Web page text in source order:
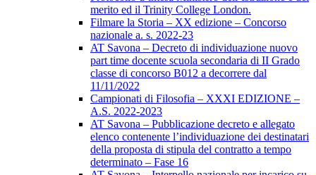
merito ed il Trinity College London.
Filmare la Storia – XX edizione – Concorso
nazionale a. s. 2022-23
AT Savona – Decreto di individuazione nuovo
part time docente scuola secondaria di II Grado
classe di concorso B012 a decorrere dal
11/11/2022
Campionati di Filosofia – XXXI EDIZIONE –
A.S. 2022-2023
AT Savona – Pubblicazione decreto e allegato
elenco contenente l’individuazione dei destinatari
della proposta di stipula del contratto a tempo
determinato – Fase 16